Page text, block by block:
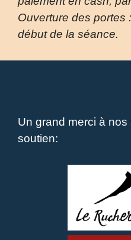
Ouverture des portes
début de la séance.
Un grand merci à
soutien: